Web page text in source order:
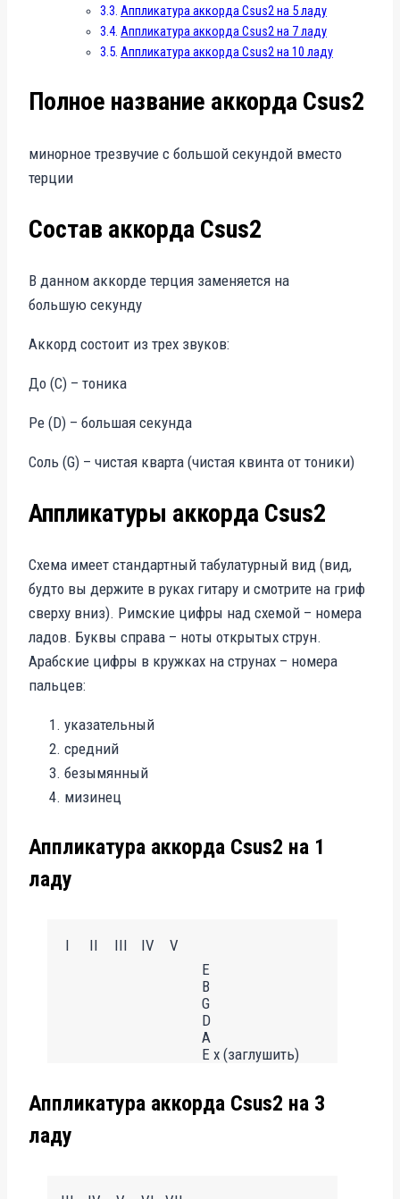
Аппликатура аккорда Csus2 на 5 ладу
Аппликатура аккорда Csus2 на 7 ладу
Аппликатура аккорда Csus2 на 10 ладу
Полное название аккорда Csus2
минорное трезвучие с большой секундой вместо
терции
Состав аккорда Csus2
В данном аккорде терция заменяется на
большую секунду
Аккорд состоит из трех звуков:
До (C) – тоника
Ре (D) – большая секунда
Соль (G) – чистая кварта (чистая квинта от тоники)
Аппликатуры аккорда Csus2
Схема имеет стандартный табулатурный вид (вид,
будто вы держите в руках гитару и смотрите на гриф
сверху вниз). Римские цифры над схемой – номера
ладов. Буквы справа – ноты открытых струн.
Арабские цифры в кружках на струнах – номера
пальцев:
указательный
средний
безымянный
мизинец
Аппликатура аккорда Csus2 на 1
ладу
V
IV
III
II
I
E
B
G
D
A
E x (заглушить)
Аппликатура аккорда Csus2 на 3
ладу